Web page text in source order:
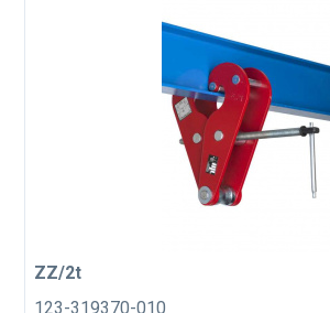
ZZ/2t
123-319370-010